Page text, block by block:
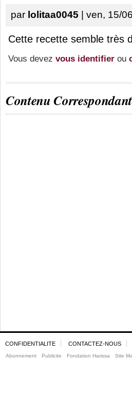
par lolitaa0045 | ven, 15/
Cette recette semble très
Vous devez vous identifier ou
Contenu Correspondant
CONFIDENTIALITE CONTACTEZ-NOUS
Abonnement Publicite Fondation Harissa Site